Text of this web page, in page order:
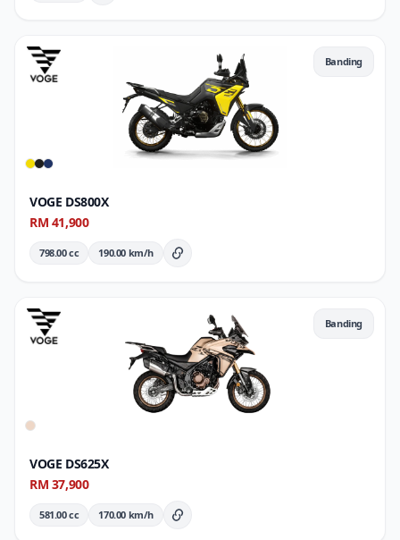
Banding
VOGE DS800X
RM 41,900
798.00 cc 190.00 km/h Butiran Penuh
Banding
VOGE DS625X
RM 37,900
581.00 cc 170.00 km/h Butiran Penuh